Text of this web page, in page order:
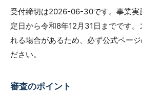
受付締切は2026-06-30です。事業実
定日から令和8年12月31日までです。
れる場合があるため、必ず公式ペー
ださい。
審査のポイント